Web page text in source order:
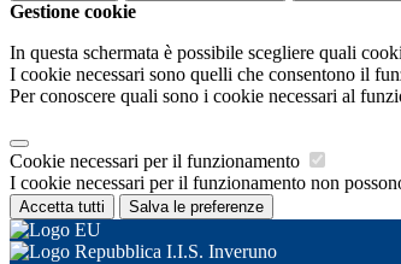
Gestione cookie
In questa schermata è possibile scegliere quali
I cookie necessari sono quelli che consentono il
Per conoscere quali sono i cookie necessari al
Cookie necessari per il funzionamento
I cookie necessari per il funzionamento non
Accetta tutti Salva le preferenze
I.I.S. Inveruno